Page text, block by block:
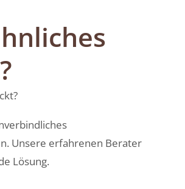
Unsere erfahrenen Berater
Lösung.